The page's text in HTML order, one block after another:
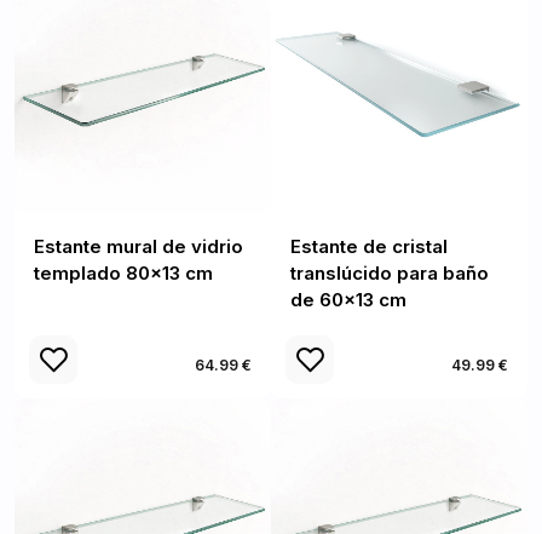
Estante mural de vidrio
templado 80x13 cm
64.99 €
Estante de cristal
translúcido para baño
de 60x13 cm
49.99 €